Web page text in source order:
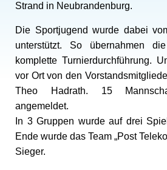
Strand in Neubrandenburg.
Die Sportjugend wurde dabei
unterstützt. So übernahmen
komplette Turnierdurchführung.
vor Ort von den
Theo Hadrath. 15
angemeldet.
In 3 Gruppen wurde auf drei
Ende wurde das Team „Post
Sieger.